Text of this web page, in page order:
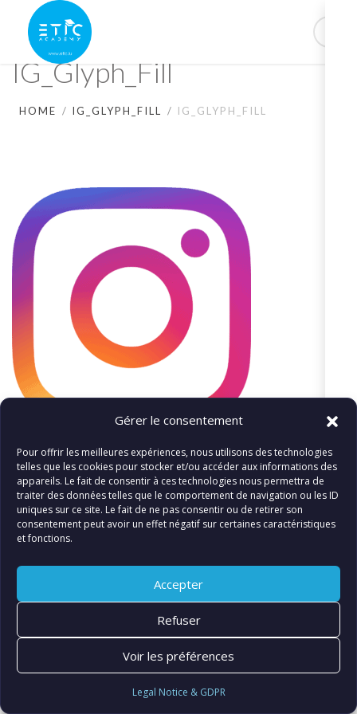
Gérer le consentement
Pour offrir les meilleures expériences, nous utilisons des technologies
telles que les cookies pour stocker et/ou accéder aux informations des
appareils. Le fait de consentir à ces technologies nous permettra de
traiter des données telles que le comportement de navigation ou les ID
uniques sur ce site. Le fait de ne pas consentir ou de retirer son
consentement peut avoir un effet négatif sur certaines caractéristiques
et fonctions.
Accepter
Refuser
Voir les préférences
Legal Notice & GDPR
IG_Glyph_Fill
HOME IG_GLYPH_FILL IG_GLYPH_FILL
«IG_Glyph_Fill
© FIATLUX INTERNATIONAL SARL